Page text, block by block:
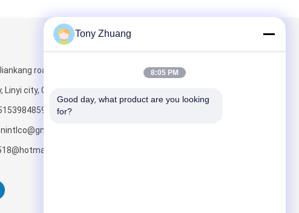
road, Yishui
Linyi city, China
Tony Zhuang
8:05 PM
Good day, what product are you looking
for?